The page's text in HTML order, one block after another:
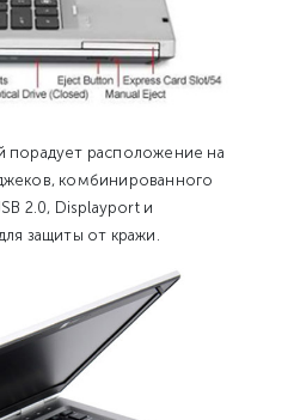
порадует расположение на
комбинированного
2.0, Displayport и
защиты от кражи.